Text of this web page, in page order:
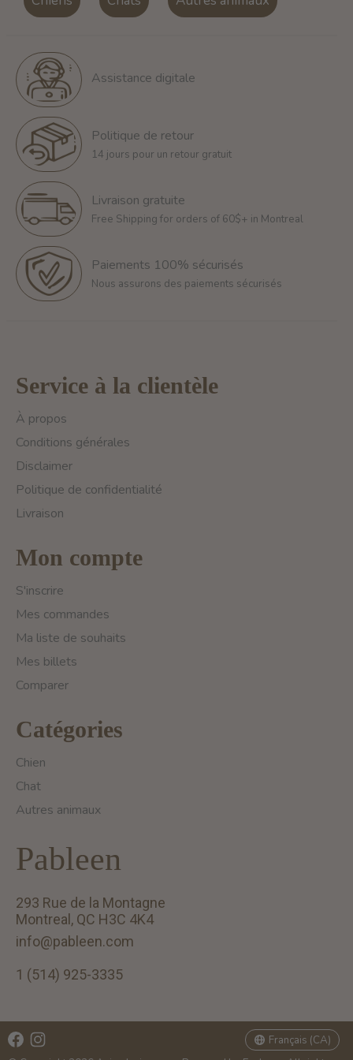
Assistance digitale
Politique de retour
14 jours pour un retour gratuit
Livraison gratuite
Free Shipping for orders of 60$+ in Montreal
Paiements 100% sécurisés
Nous assurons des paiements sécurisés
Service à la clientèle
À propos
Conditions générales
Disclaimer
Politique de confidentialité
Livraison
Mon compte
S'inscrire
Mes commandes
Ma liste de souhaits
Mes billets
Comparer
Catégories
Chien
Chat
Autres animaux
Pableen
293 Rue de la Montagne
Montreal, QC H3C 4K4
info@pableen.com
1 (514) 925-3335
Français (CA)